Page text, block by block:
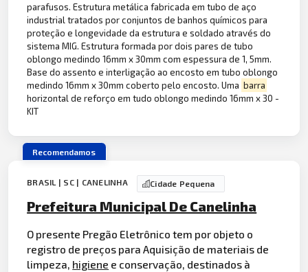
parafusos. Estrutura metálica fabricada em tubo de aço
industrial tratados por conjuntos de banhos químicos para
proteção e longevidade da estrutura e soldado através do
sistema MIG. Estrutura formada por dois pares de tubo
oblongo medindo 16mm x 30mm com espessura de 1, 5mm.
Base do assento e interligação ao encosto em tubo oblongo
medindo 16mm x 30mm coberto pelo encosto. Uma barra
horizontal de reforço em tudo oblongo medindo 16mm x 30 -
KIT
Recomendamos
BRASIL | SC | CANELINHA Cidade Pequena
Prefeitura Municipal De Canelinha
O presente Pregão Eletrônico tem por objeto o
registro de preços para Aquisição de materiais de
limpeza, higiene e conservação, destinados à